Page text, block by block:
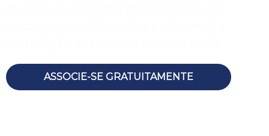
ASSOCIE-SE GRATUITAMENTE